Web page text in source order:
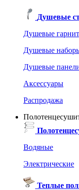
Душевые
Душевые
Душевые
Душевые
Аксессуары
Распродажа
Водяные
Электрические
Теплые